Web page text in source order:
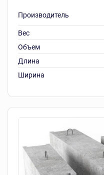
Производитель
Вес
Объем
Длина
Ширина